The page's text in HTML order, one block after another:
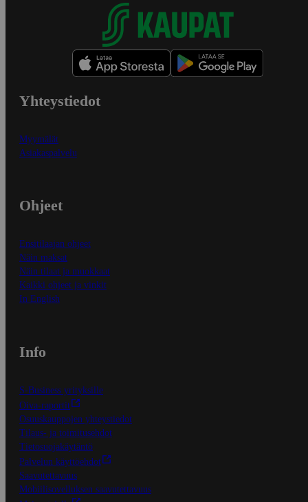
Yhteystiedot
Myymälät
Asiakaspalvelu
Ohjeet
Ensitilaajan ohjeet
Näin maksat
Näin tilaat ja muokkaat
Kaikki ohjeet ja vinkit
In English
Info
S-Business yrityksille
Oiva-raportit
Osuuskauppojen yhteystiedot
Tilaus- ja toimitusehdot
Tietosuojakäytäntö
Palvelun käyttöehdot
Saavutettavuus
Mobiilisovelluksen saavutettavuus